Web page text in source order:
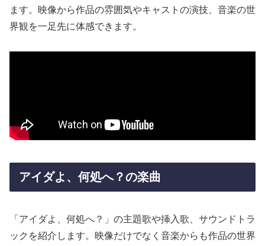
ます。映像から作品の雰囲気やキャストの演技、音楽の世
界観を一足先に体感できます。
アイダよ、何処へ？の楽曲
「アイダよ、何処へ？」の主題歌や挿入歌、サウンドトラ
ックを紹介します。映像だけでなく音楽からも作品の世界